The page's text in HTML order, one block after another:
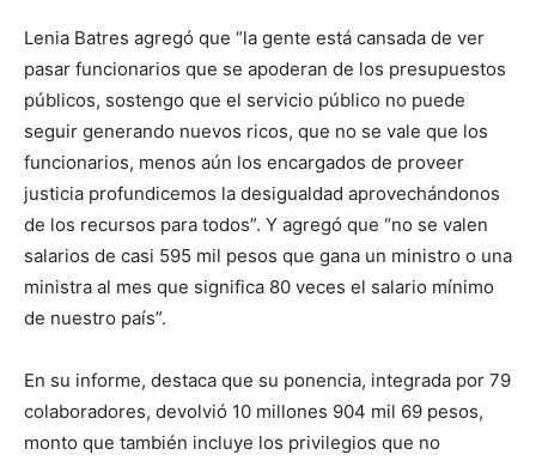
Lenia Batres agregó que “la gente está cansada de ver
pasar funcionarios que se apoderan de los presupuestos
públicos, sostengo que el servicio público no puede
seguir generando nuevos ricos, que no se vale que los
funcionarios, menos aún los encargados de proveer
justicia profundicemos la desigualdad aprovechándonos
de los recursos para todos”. Y agregó que “no se valen
salarios de casi 595 mil pesos que gana un ministro o una
ministra al mes que significa 80 veces el salario mínimo
de nuestro país”.
En su informe, destaca que su ponencia, integrada por 79
colaboradores, devolvió 10 millones 904 mil 69 pesos,
monto que también incluye los privilegios que no